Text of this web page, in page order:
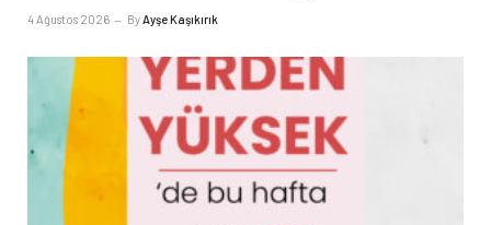
4 Ağustos 2026 ByAyşe Kaşıkırık